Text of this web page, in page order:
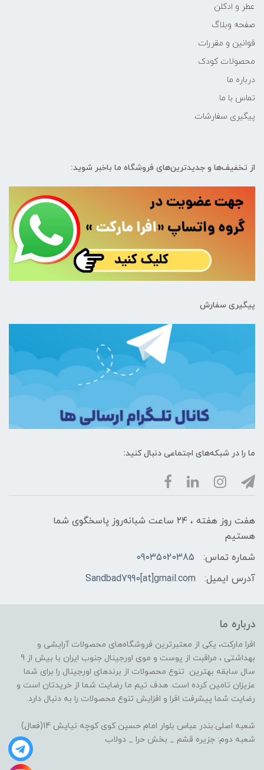
عطر و ادکلن
صفحه وبلاگ
قوانین و مقررات
محصولات کودک
درباره ما
تماس با ما
پیگیری سفارشات
از تخفیف‌ها و جدیدترین‌های فروشگاه ما باخبر شوید:
پیگیری سفارش
ما را در شبکه‌های اجتماعی دنبال کنید:
هفت روز هفته ، ۲۴ ساعت شبانه‌روز پاسخگوی شما
هستیم
شماره تماس:
09035020385
آدرس ایمیل:
Sandbad7990[at]gmail.com
درباره ما
افرا مارکت، یکی از معتبرترین فروشگاه‌های محصولات آرایشی و
بهداشتی ، مراقبت از پوست و موی اورجینال جنوب ایران با بیش از 9
سال سابقه بهترین تنوع محصولات از برندهای اورجینال را برای شما
عزیزان تامین کرده است. هدف تیم ما رضایت شما از خریدتان است و
رضایت شما پیشرفت افرا و افزایش تنوع محصولات را به دنبال دارد.
شعبه اصلی:بندر عباس بلوار امام حسین کوی کوچه نیایش 14(فعال)
شعبه دوم: جزیره قشم _ بخش حرا _ دولاب